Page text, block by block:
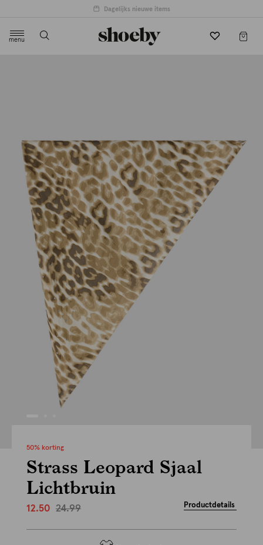
Dagelijks nieuwe items
menu
50% korting
Strass Leopard Sjaal
Lichtbruin
12.50 24.99 Productdetails